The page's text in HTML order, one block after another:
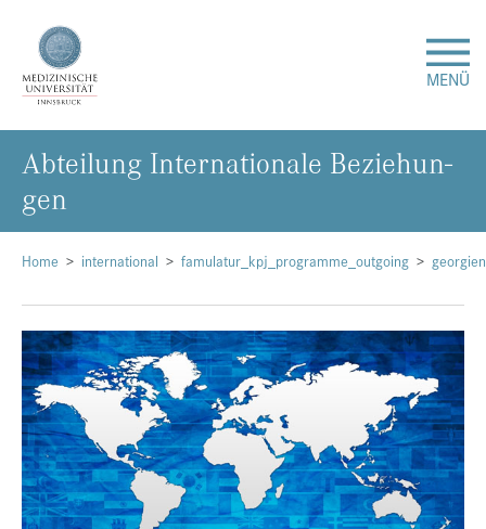
MENÜ
Forschung
Studium & Lehre
Über uns
Internationales
Events
Presse
Home international famulatur_kpj_programme_outgoing georgien
Ab­tei­lung In­ter­na­tio­na­le Be­zie­hun­
gen